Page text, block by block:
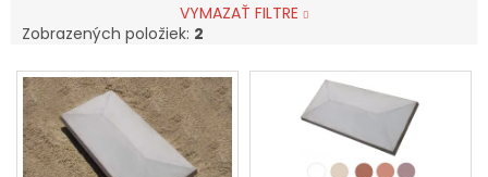
VYMAZAŤ FILTRE
Zobrazených položiek: 2
V
p